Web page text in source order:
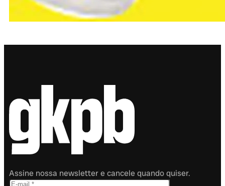
Assine nossa newsletter e cancele quando quiser.